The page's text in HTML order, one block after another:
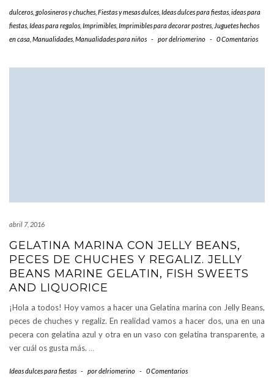
dulceros, golosineros y chuches Fiestas y mesas dulces Ideas dulces para fiestas ideas para
fiestas Ideas para regalos Imprimibles Imprimibles para decorar postres Juguetes hechos
en casa Manualidades Manualidades para niños - pordelriomerino - 0 Comentarios
abril 7, 2016
GELATINA MARINA CON JELLY BEANS,
PECES DE CHUCHES Y REGALIZ. JELLY
BEANS MARINE GELATIN, FISH SWEETS
AND LIQUORICE
¡Hola a todos! Hoy vamos a hacer una Gelatina marina con Jelly Beans,
peces de chuches y regaliz. En realidad vamos a hacer dos, una en una
pecera con gelatina azul y otra en un vaso con gelatina transparente, a
ver cuál os gusta más. …
Ideas dulces para fiestas - pordelriomerino - 0 Comentarios